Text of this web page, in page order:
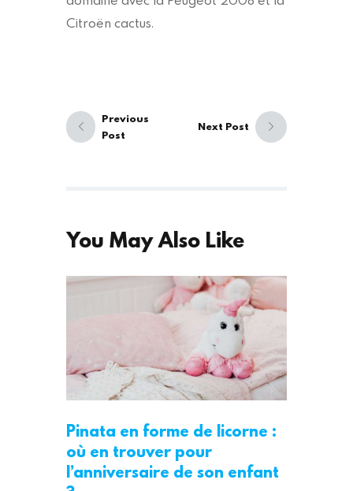
Citroën cactus.
de
l’article
Previous
Previous
Post
Next Post
You May Also Like
Pinata en forme de licorne :
où en trouver pour
l’anniversaire de son enfant